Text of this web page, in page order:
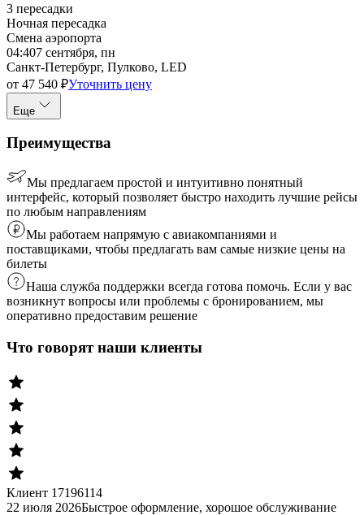
3 пересадки
Ночная пересадка
Смена аэропорта
04:407 сентября, пн
Санкт-Петербург, Пулково, LED
от 47 540 ₽Уточнить цену
Еще
Преимущества
Мы предлагаем простой и интуитивно понятный
интерфейс, который позволяет быстро находить лучшие рейсы
по любым направлениям
Мы работаем напрямую с авиакомпаниями и
поставщиками, чтобы предлагать вам самые низкие цены на
билеты
Наша служба поддержки всегда готова помочь. Если у вас
возникнут вопросы или проблемы с бронированием, мы
оперативно предоставим решение
Что говорят наши клиенты
Клиент 17196114
22 июля 2026Быстрое оформление, хорошое обслуживание